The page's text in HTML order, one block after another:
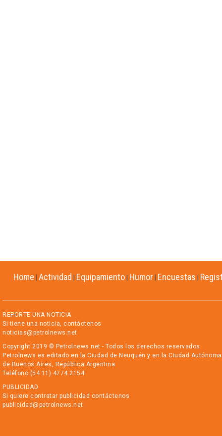
Home Actividad Equipamiento Humor Encuestas
REPORTE UNA NOTICIA
Si tiene una noticia, contáctenos
noticias@petrolnews.net
Copyright 2019 © Petrolnews.net - Todos los derechos reservados
Petrolnews es editado en la Ciudad de Neuquén y en la Ciudad Autónoma
de Buenos Aires, República Argentina
Teléfono (54 11) 4774 2154
PUBLICIDAD
Si quiere contratar publicidad contáctenos
publicidad@petrolnews.net